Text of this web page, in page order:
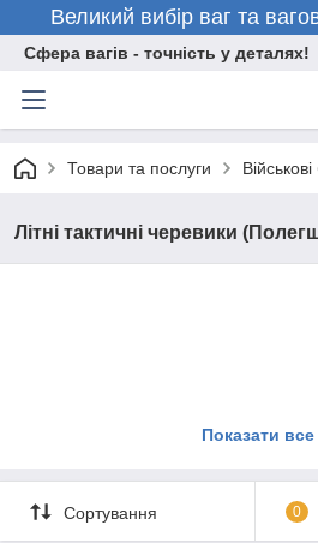
Великий вибір ваг та
Сфера вагів - точність у деталях!
Товари та послуги
Літні тактичні черевики
Показати все
Сортування 0